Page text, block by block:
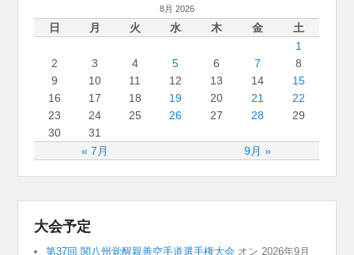
8月 2026
日 月 火 水 木 金
土
1
2
3 4 5 6 7
8
9
10 11 12 13 14
15
16
17 18 19 20 21
22
23
24 25 26 27 28
29
30
31
« 7月
9月 »
大会予定
第37回 関八州覚醒親善空手道選手権大会 オン 2026年9月